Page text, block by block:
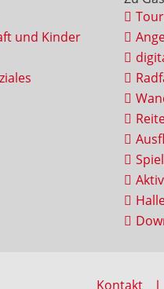
und Kinder
Aktiv
Kontakt